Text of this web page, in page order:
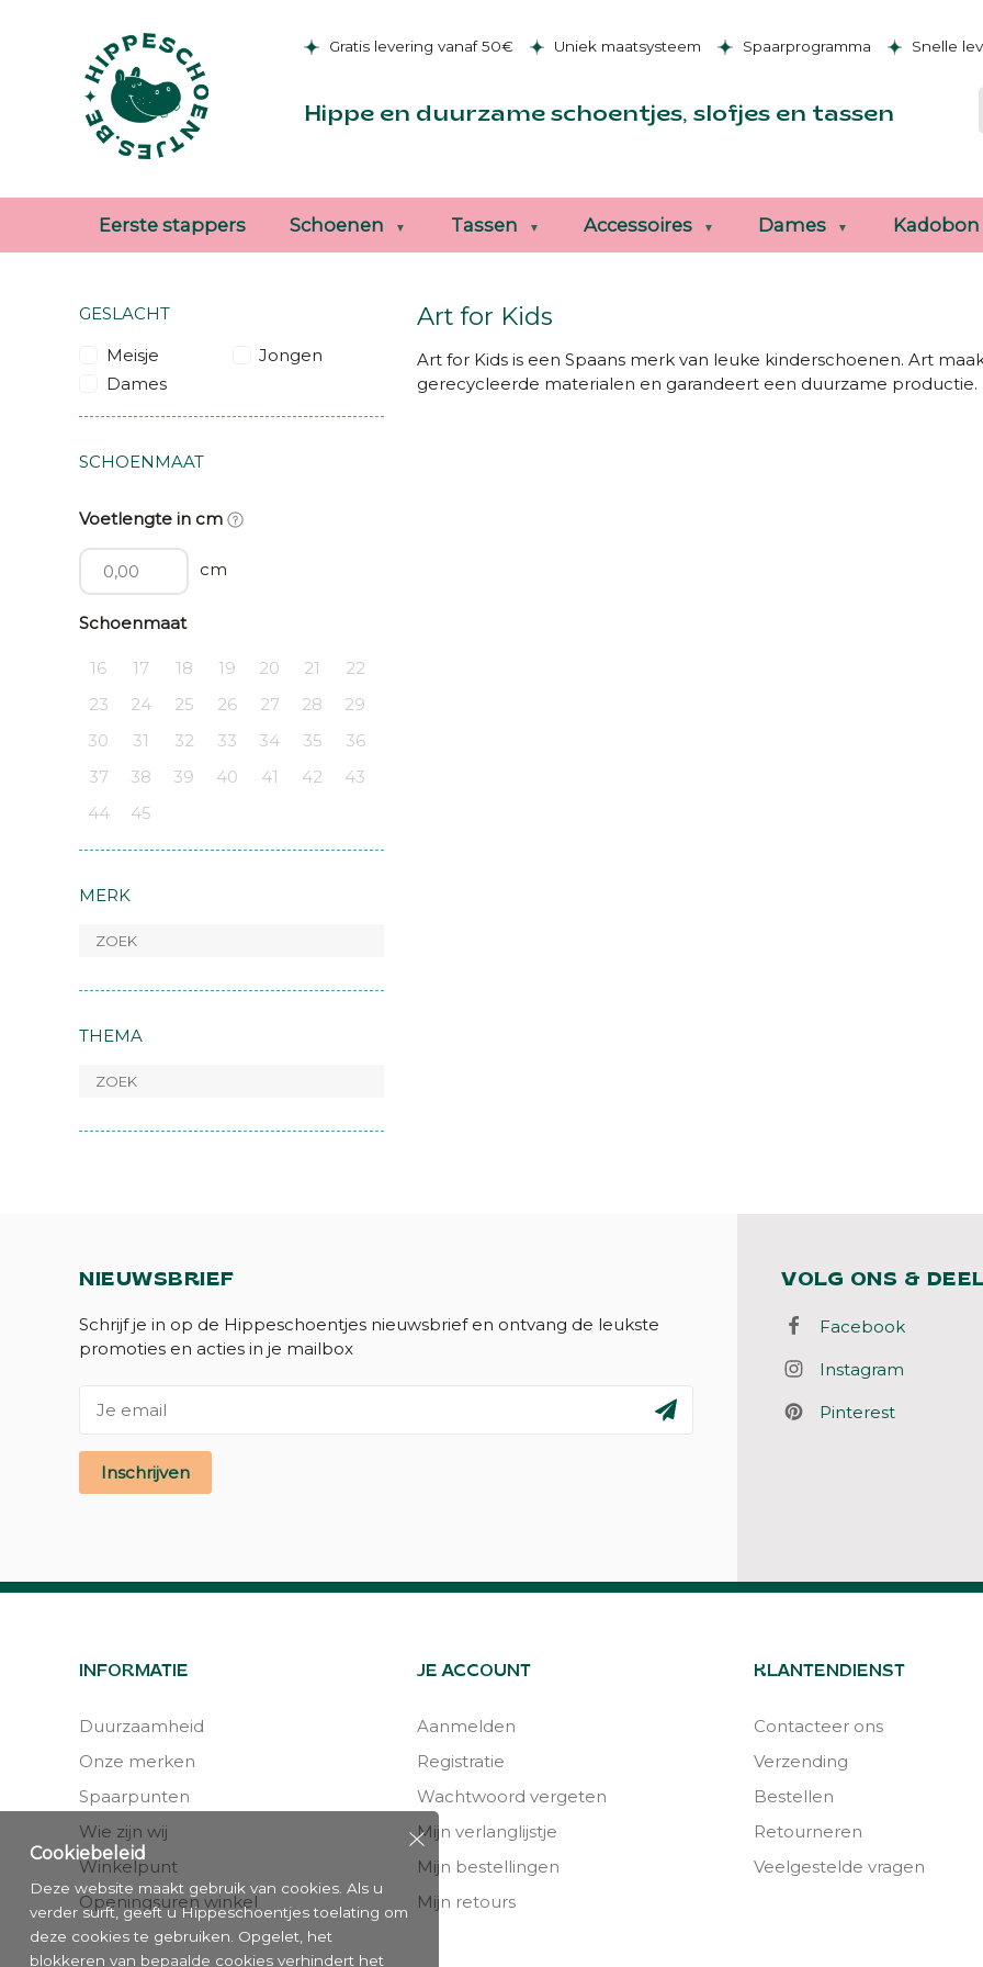
Gratis levering vanaf 50€ Uniek maatsysteem Spaarprogramma Snelle
Hippe en duurzame schoentjes, slofjes en tassen
Eerste stappers Schoenen Tassen Accessoires Dames Kadobon
GESLACHT
Meisje
Jongen
Dames
SCHOENMAAT
Voetlengte in cm
cm
Schoenmaat
16 17 18 19 20 21
22
23
24 25 26 27 28
29
30
31 32 33 34 35
36
37
38 39 40 41 42
43
44
45
MERK
THEMA
Art for Kids
Art for Kids is een Spaans merk van leuke kinderschoenen. Art
gerecycleerde materialen en garandeert een duurzame productie.
NIEUWSBRIEF
Schrijf je in op de Hippeschoentjes nieuwsbrief en ontvang de leukste
promoties en acties in je mailbox
Inschrijven
VOLG ONS &
Facebook
Instagram
Pinterest
INFORMATIE
Duurzaamheid
Onze merken
Spaarpunten
Wie zijn wij
Winkelpunt
Openingsuren winkel
JE ACCOUNT
Aanmelden
Registratie
Wachtwoord vergeten
Mijn verlanglijstje
Mijn bestellingen
Mijn retours
KLANTENDIENST
Contacteer ons
Verzending
Bestellen
Retourneren
Veelgestelde vragen
Cookiebeleid
Deze website maakt gebruik van cookies. Als u
verder surft, geeft u Hippeschoentjes toelating om
deze cookies te gebruiken. Opgelet, het
blokkeren van bepaalde cookies verhindert het